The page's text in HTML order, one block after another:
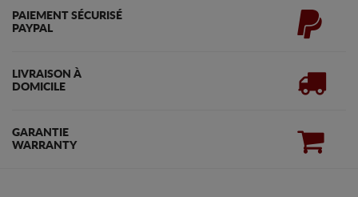
PAIEMENT SÉCURISÉ
PAYPAL
LIVRAISON À
DOMICILE
GARANTIE
WARRANTY